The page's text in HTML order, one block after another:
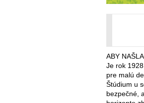
ABY
Je rok
pre malú
Štúdium u
bezpečné,